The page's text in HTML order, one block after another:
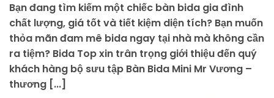
Bạn đang tìm kiếm một chiếc bàn bida gia đình
chất lượng, giá tốt và tiết kiệm diện tích? Bạn muốn
thỏa mãn đam mê bida ngay tại nhà mà không cần
ra tiệm? Bida Top xin trân trọng giới thiệu đến quý
khách hàng bộ sưu tập Bàn Bida Mini Mr Vương –
thương [...]